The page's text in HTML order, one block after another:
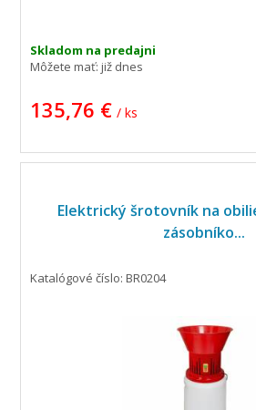
Skladom na predajni
Môžete mať:již dnes
135,76 € / ks
Elektrický šrotovník na
zásobníko...
Katalógové číslo: BR0204